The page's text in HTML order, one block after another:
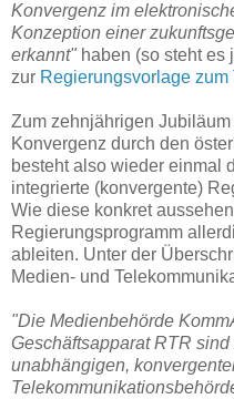
Konvergenz im
Konzeption einer
erkannt" haben (so steht es
zur Regierungsvorlage
Zum zehnjährigen
Konvergenz durch den
besteht also wieder einmal
integrierte (konvergente)
Wie diese konkret
Regierungsprogramm
ableiten. Unter der
Medien- und
"Die Medienbehörde
Geschäftsapparat RTR
unabhängigen,